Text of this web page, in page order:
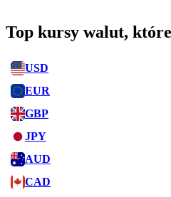
Top kursy walut,
USD
EUR
GBP
JPY
AUD
CAD